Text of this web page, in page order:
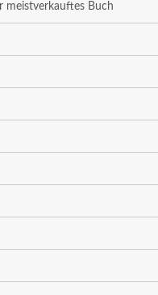
meistverkauftes Buch